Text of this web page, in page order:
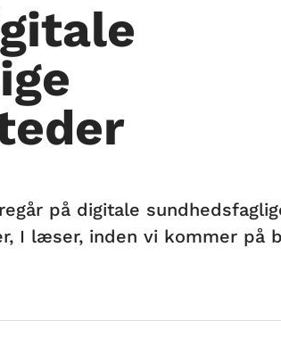
på digitale
I læser, inden vi kommer på